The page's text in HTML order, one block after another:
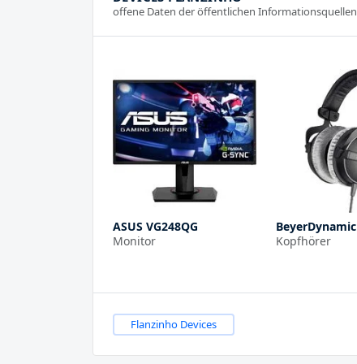
offene Daten der öffentlichen Informationsquellen
ASUS VG248QG
Monitor
Kopfhörer
Flanzinho Devices